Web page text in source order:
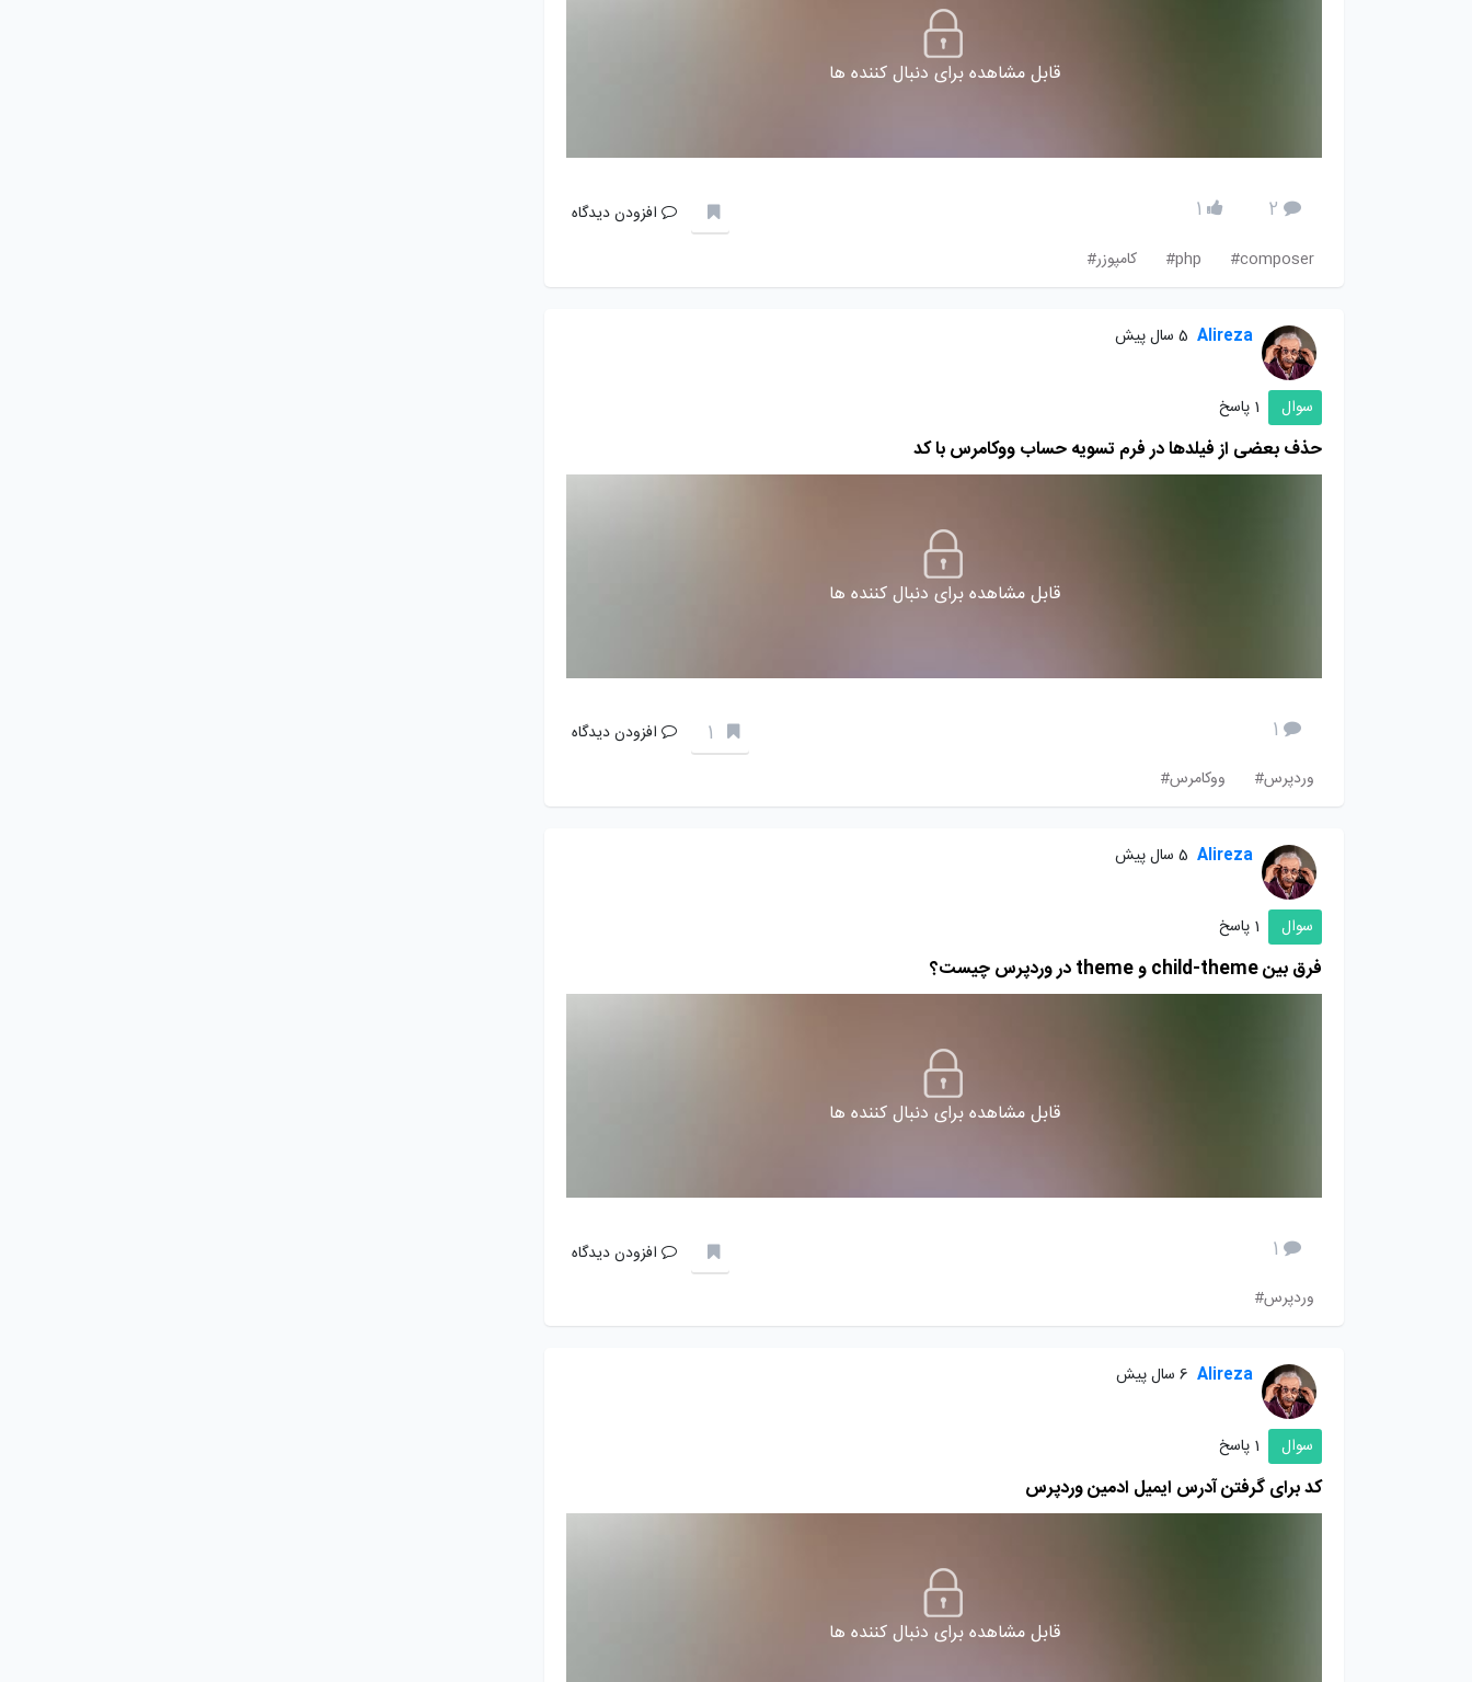
قابل مشاهده برای دنبال کننده ها
2
1
افزودن دیدگاه
composer#
php# کامپوزر#
Alireza 5 سال پیش
سوال 1 پاسخ
حذف بعضی از فیلدها در فرم تسویه حساب ووکامرس با کد
قابل مشاهده برای دنبال کننده ها
1
1
افزودن دیدگاه
وردپرس#
ووکامرس#
Alireza 5 سال پیش
سوال 1 پاسخ
فرق بین child-theme و theme در وردپرس چیست؟
قابل مشاهده برای دنبال کننده ها
1
افزودن دیدگاه
وردپرس#
Alireza 6 سال پیش
سوال 1 پاسخ
کد برای گرفتن آدرس ایمیل ادمین وردپرس
قابل مشاهده برای دنبال کننده ها